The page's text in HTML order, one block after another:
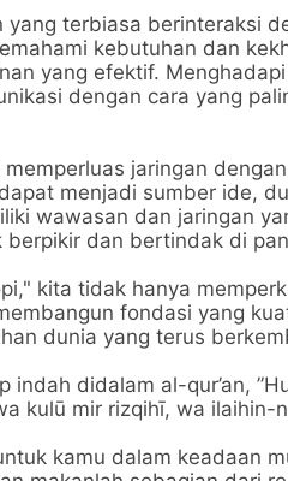
yang terbiasa berinteraksi
kebutuhan dan
yang efektif.
dengan cara yang
jaringan
menjadi sumber ide,
wawasan dan jaringan
dan bertindak di
kita tidak hanya
fondasi yang
dunia yang terus
indah didalam al-qur’an,
kulū mir rizqihī, wa ilaihin-
kamu dalam keadaan